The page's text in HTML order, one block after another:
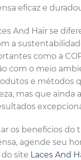
eficaz e
And Hair se
a
como a
com o meio
e métodos
mas que ainda
os benefícios do
agende seu
do site Laces And